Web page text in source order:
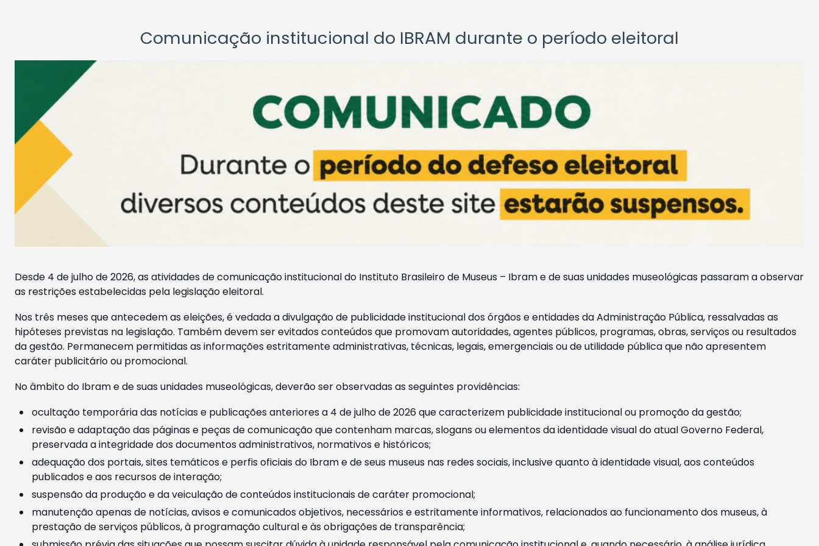
Comunicação institucional do IBRAM durante o período eleitoral
Desde 4 de julho de 2026, as atividades de comunicação institucional do Instituto Brasileiro de Museus – Ibram e de suas unidades museológicas passaram a observar
as restrições estabelecidas pela legislação eleitoral.
Nos três meses que antecedem as eleições, é vedada a divulgação de publicidade institucional dos órgãos e entidades da Administração Pública, ressalvadas as
hipóteses previstas na legislação. Também devem ser evitados conteúdos que promovam autoridades, agentes públicos, programas, obras, serviços ou resultados
da gestão. Permanecem permitidas as informações estritamente administrativas, técnicas, legais, emergenciais ou de utilidade pública que não apresentem
caráter publicitário ou promocional.
No âmbito do Ibram e de suas unidades museológicas, deverão ser observadas as seguintes providências:
ocultação temporária das notícias e publicações anteriores a 4 de julho de 2026 que caracterizem publicidade institucional ou promoção da gestão;
revisão e adaptação das páginas e peças de comunicação que contenham marcas, slogans ou elementos da identidade visual do atual Governo Federal,
preservada a integridade dos documentos administrativos, normativos e históricos;
adequação dos portais, sites temáticos e perfis oficiais do Ibram e de seus museus nas redes sociais, inclusive quanto à identidade visual, aos conteúdos
publicados e aos recursos de interação;
suspensão da produção e da veiculação de conteúdos institucionais de caráter promocional;
manutenção apenas de notícias, avisos e comunicados objetivos, necessários e estritamente informativos, relacionados ao funcionamento dos museus, à
prestação de serviços públicos, à programação cultural e às obrigações de transparência;